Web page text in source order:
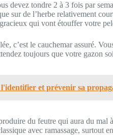
devez tondre 2 à 3 fois par
sur de l’herbe relativement
qui vont étouffer votre
c’est le cauchemar assuré.
toujours que votre gazon
et prévenir sa
du feutre qui aura du mal
avec ramassage, surtout